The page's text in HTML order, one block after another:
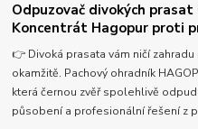
Odpuzovač divokých prasat
Koncentrát Hagopur proti
👉 Divoká prasata vám ničí
okamžitě. Pachový ohradník
která černou zvěř spolehlivě
působení a profesionální řešení z